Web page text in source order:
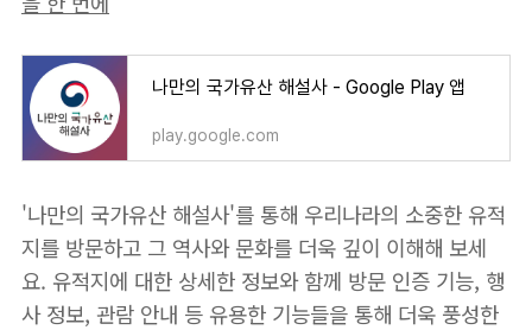
나만의 국가유산 해설사 - Google Play 앱
play.google.com
'나만의 국가유산 해설사'를 통해 우리나라의 소중한 유적
지를 방문하고 그 역사와 문화를 더욱 깊이 이해해 보세
요. 유적지에 대한 상세한 정보와 함께 방문 인증 기능, 행
사 정보, 관람 안내 등 유용한 기능들을 통해 더욱 풍성한